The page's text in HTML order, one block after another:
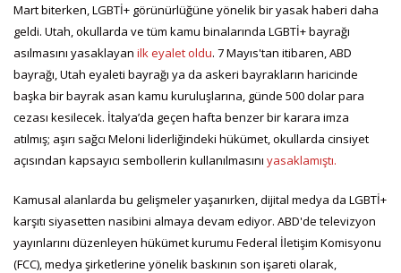
Mart biterken, LGBTİ+ görünürlüğüne yönelik bir yasak haberi daha
geldi. Utah, okullarda ve tüm kamu binalarında LGBTİ+ bayrağı
asılmasını yasaklayan ilk eyalet oldu. 7 Mayıs'tan itibaren, ABD
bayrağı, Utah eyaleti bayrağı ya da askeri bayrakların haricinde
başka bir bayrak asan kamu kuruluşlarına, günde 500 dolar para
cezası kesilecek. İtalya’da geçen hafta benzer bir karara imza
atılmış; aşırı sağcı Meloni liderliğindeki hükümet, okullarda cinsiyet
açısından kapsayıcı sembollerin kullanılmasını yasaklamıştı.
Kamusal alanlarda bu gelişmeler yaşanırken, dijital medya da LGBTİ+
karşıtı siyasetten nasibini almaya devam ediyor. ABD'de televizyon
yayınlarını düzenleyen hükümet kurumu Federal İletişim Komisyonu
(FCC), medya şirketlerine yönelik baskının son işareti olarak,